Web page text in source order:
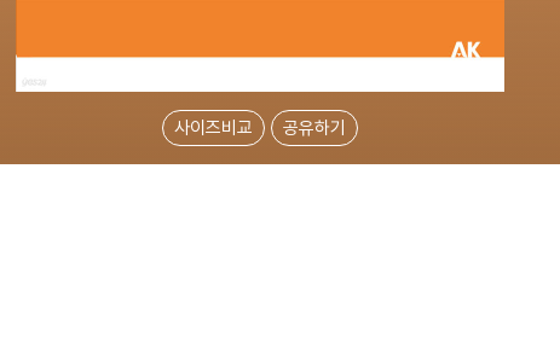
사이즈비교 공유하기